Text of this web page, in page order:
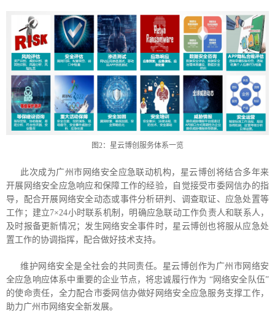
图2：星云博创服务体系一览
此次成为广州市网络安全应急联动机构，星云博创将结合多年来
开展网络安全应急响应和保障工作的经验，自觉接受市委网信办的指
导，配合开展网络安全动态或事件分析研判、调查取证、应急处置等
工作；建立7×24小时联系机制，明确应急联动工作负责人和联系人，
及时报备更新情况；发生网络安全事件时，星云博创也将服从应急处
置工作的协调指挥，配合做好技术支持。
维护网络安全是全社会的共同责任。星云博创作为广州市网络安
全应急响应体系中重要的企业节点，将忠诚履行作为 “网络安全队伍”
的使命责任，全力配合市委网信办做好网络安全应急服务支撑工作，
助力广州市网络安全新发展。